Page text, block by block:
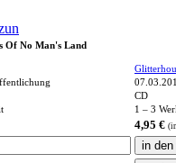
Of No Man's Land
CD
1 – 3
4,95 €